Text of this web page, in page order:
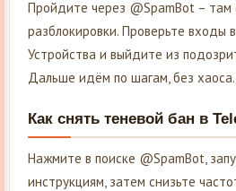
Пройдите через @SpamBot – там
разблокировки. Проверьте входы
Устройства и выйдите из
Дальше идём по шагам, без хаоса.
Как снять теневой бан в
Нажмите в поиске @SpamBot,
инструкциям, затем снизьте